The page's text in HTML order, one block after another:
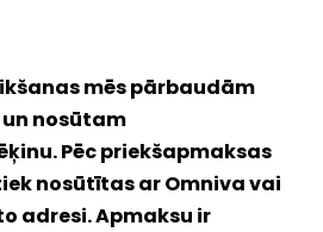
mēs pārbaudām
nosūtam
Pēc priekšapmaksas
nosūtītas ar Omniva vai
adresi.Apmaksu ir